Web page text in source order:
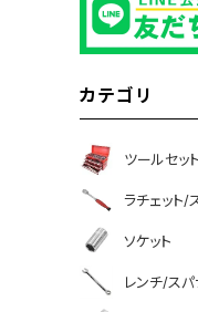
カテゴリ
ツールセット
ラチェット/
ソケット
レンチ/スパ